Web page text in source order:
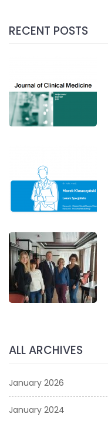
RECENT POSTS
ALL ARCHIVES
January 2026
January 2024